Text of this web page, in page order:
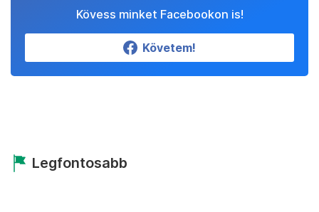
Kövess minket Facebookon is!
Követem!
Legfontosabb